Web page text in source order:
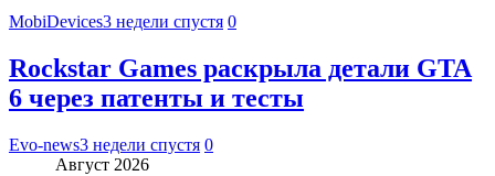
MobiDevices3 недели спустя 0
Rockstar Games раскрыла детали GTA
6 через патенты и тесты
Evo-news3 недели спустя 0
Август 2026